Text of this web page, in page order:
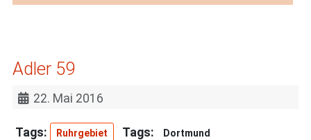
Adler 59
22. Mai 2016
Ruhrgebiet Dortmund